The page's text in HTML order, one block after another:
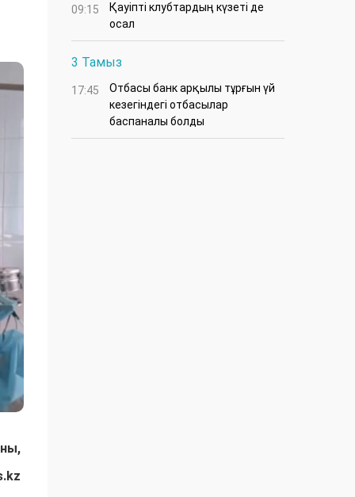
09:15
Қауіпті клубтардың күзеті де
осал
3 Тамыз
17:45
Отбасы банк арқылы тұрғын үй
кезегіндегі отбасылар
баспаналы болды